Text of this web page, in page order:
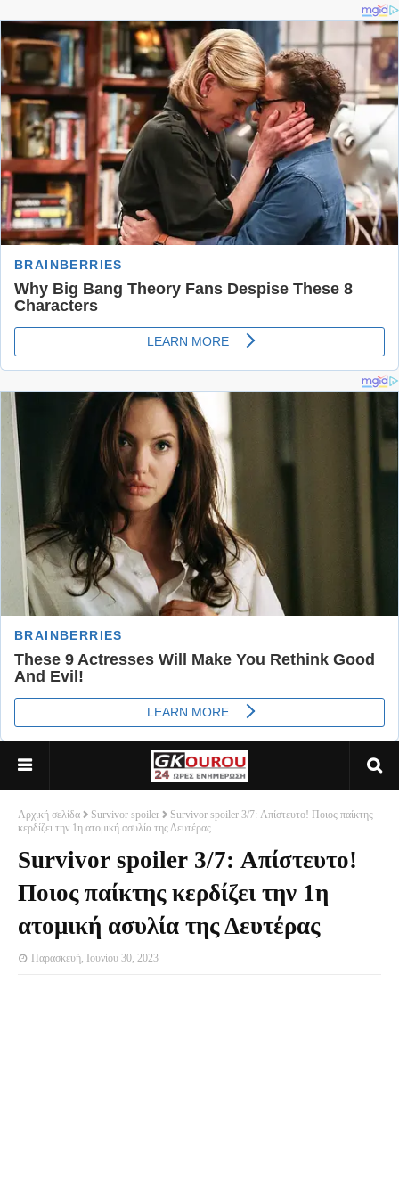
Αρχική σελίδα Survivor spoiler
Survivor spoiler 3/7: Απίστευτο! Ποιος παίκτης
κερδίζει την 1η ατομική ασυλία της Δευτέρας
Survivor spoiler 3/7: Απίστευτο!
Ποιος παίκτης κερδίζει την 1η
ατομική ασυλία της Δευτέρας
Παρασκευή, Ιουνίου 30, 2023